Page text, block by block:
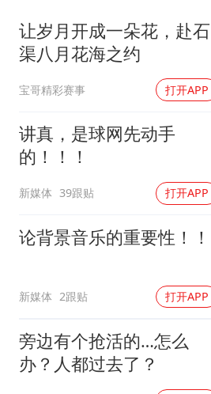
让岁月开成一朵花，赴石
渠八月花海之约
宝哥精彩赛事 打开APP
讲真，是球网先动手
的！！！
新媒体 39跟贴 打开APP
论背景音乐的重要性！！
新媒体 2跟贴 打开APP
旁边有个抢活的…怎么
办？人都过去了？